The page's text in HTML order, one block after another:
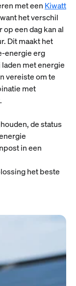
met een Kiwatt
het verschil
een dag kan al
Dit maakt het
energie erg
met energie
vereiste om te
met
de status
in een
het beste